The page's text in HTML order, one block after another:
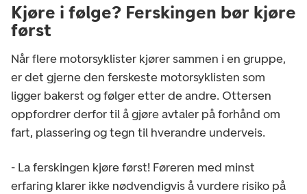
Kjøre i følge? Ferskingen bør kjøre
først
Når flere motorsyklister kjører sammen i en gruppe,
er det gjerne den ferskeste motorsyklisten som
ligger bakerst og følger etter de andre. Ottersen
oppfordrer derfor til å gjøre avtaler på forhånd om
fart, plassering og tegn til hverandre underveis.
- La ferskingen kjøre først! Føreren med minst
erfaring klarer ikke nødvendigvis å vurdere risiko på